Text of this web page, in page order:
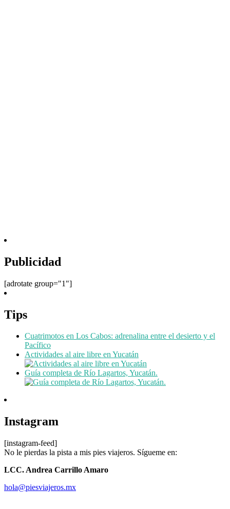
Publicidad
[adrotate group="1"]
Tips
Cuatrimotos en Los Cabos: adrenalina entre el desierto y el
Pacífico
Actividades al aire libre en Yucatán
Guía completa de Río Lagartos, Yucatán.
Instagram
[instagram-feed]
No le pierdas la pista a mis pies viajeros. Sígueme en:
LCC. Andrea Carrillo Amaro
hola@piesviajeros.mx